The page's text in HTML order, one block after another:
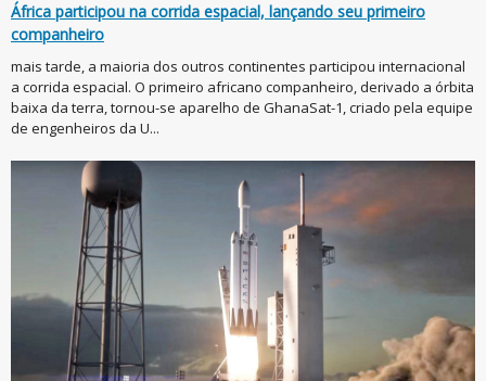
África participou na corrida espacial, lançando seu primeiro
companheiro
mais tarde, a maioria dos outros continentes participou internacional
a corrida espacial. O primeiro africano companheiro, derivado a órbita
baixa da terra, tornou-se aparelho de GhanaSat-1, criado pela equipe
de engenheiros da U...